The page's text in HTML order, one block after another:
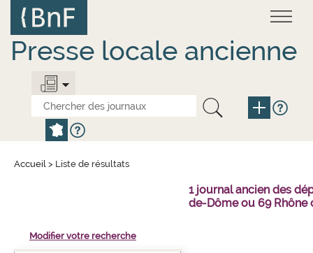
contenu
principal
Presse locale ancienne
Accueil > Liste de résultats
1 journal ancien des
de-Dôme ou 69 Rhône
Modifier votre recherche
Panneau de gestion des cookies